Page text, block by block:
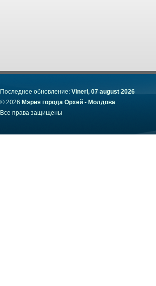
Последнее обновление: Vineri, 07 august 2026
© 2026 Мэрия города Орхей - Молдова
Все права защищены